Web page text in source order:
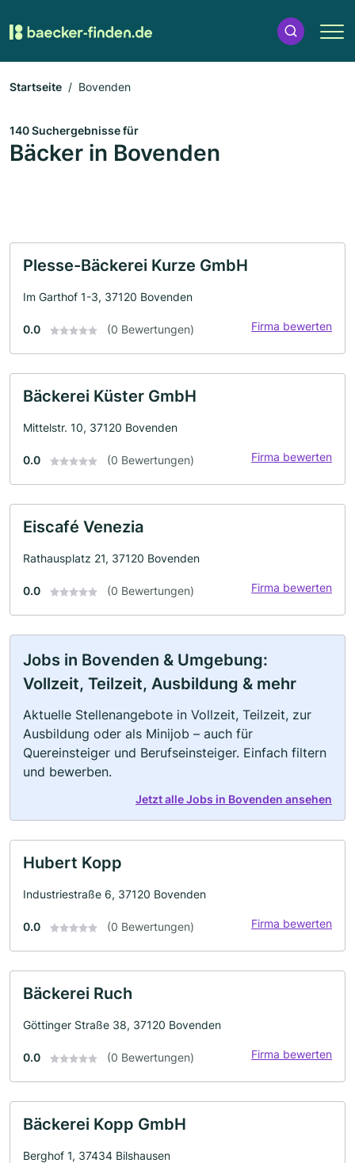
Startseite Bovenden
140 Suchergebnisse für
Bäcker in Bovenden
Plesse-Bäckerei Kurze GmbH
Im Garthof 1-3, 37120 Bovenden
0.0 (0 Bewertungen) Firma bewerten
Bäckerei Küster GmbH
Mittelstr. 10, 37120 Bovenden
0.0 (0 Bewertungen) Firma bewerten
Eiscafé Venezia
Rathausplatz 21, 37120 Bovenden
0.0 (0 Bewertungen) Firma bewerten
Jobs in Bovenden & Umgebung:
Vollzeit, Teilzeit, Ausbildung & mehr
Aktuelle Stellenangebote in Vollzeit, Teilzeit, zur
Ausbildung oder als Minijob – auch für
Quereinsteiger und Berufseinsteiger. Einfach filtern
und bewerben.
Jetzt alle Jobs in Bovenden ansehen
Hubert Kopp
Industriestraße 6, 37120 Bovenden
0.0 (0 Bewertungen) Firma bewerten
Bäckerei Ruch
Göttinger Straße 38, 37120 Bovenden
0.0 (0 Bewertungen) Firma bewerten
Bäckerei Kopp GmbH
Berghof 1, 37434 Bilshausen